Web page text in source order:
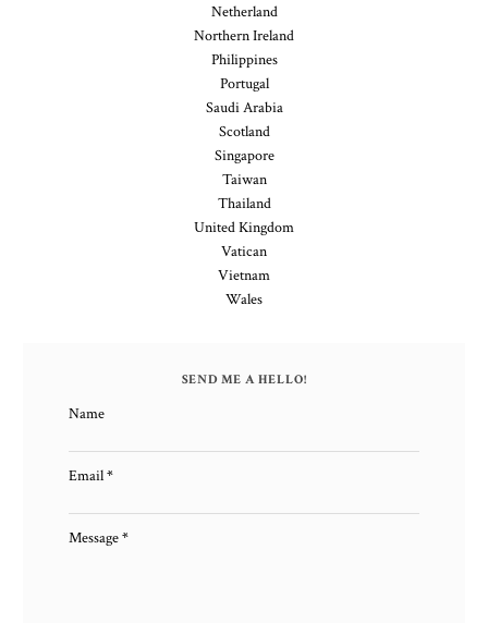
Netherland
Northern Ireland
Philippines
Portugal
Saudi Arabia
Scotland
Singapore
Taiwan
Thailand
United Kingdom
Vatican
Vietnam
Wales
SEND ME A HELLO!
Name
Email*
Message*